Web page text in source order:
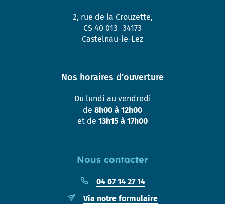
Nous contacter
04 67 14 27 14
Via notre formulaire
2, rue de la Crouzette,
CS 40 013 34173
Castelnau-le-Lez
Nos horaires d’ouverture
Du lundi au vendredi
de 8h00 à 12h00
et de 13h15 à 17h00